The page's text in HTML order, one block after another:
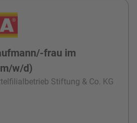
frau im
w/d)
Stiftung & Co. KG